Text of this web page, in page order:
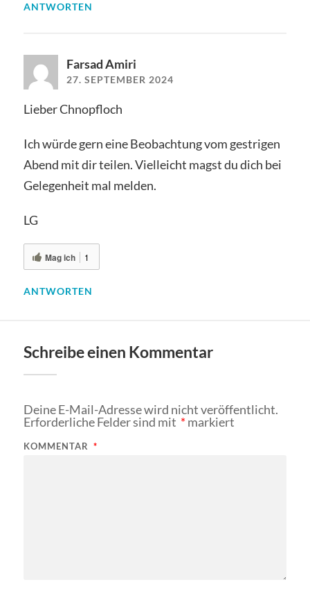
ANTWORTEN
Farsad Amiri
27. SEPTEMBER 2024
Lieber Chnopfloch
Ich würde gern eine Beobachtung vom gestrigen
Abend mit dir teilen. Vielleicht magst du dich bei
Gelegenheit mal melden.
LG
Mag ich 1
ANTWORTEN
Schreibe einen Kommentar
Deine E-Mail-Adresse wird nicht veröffentlicht.
Erforderliche Felder sind mit *markiert
KOMMENTAR *